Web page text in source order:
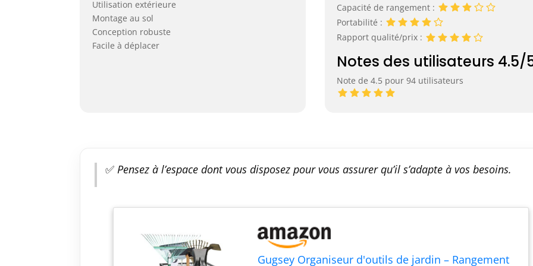
Utilisation extérieure
Montage au sol
Conception robuste
Facile à déplacer
Capacité de rangement :
Portabilité :
Rapport qualité/prix :
Notes des utilisateurs 4.5/
Note de 4.5 pour 94 utilisateurs
✅ Pensez à l’espace dont vous disposez pour vous assurer qu’il s’adapte à vos besoins.
Gugsey Organiseur d'outils de jardin – Rangement